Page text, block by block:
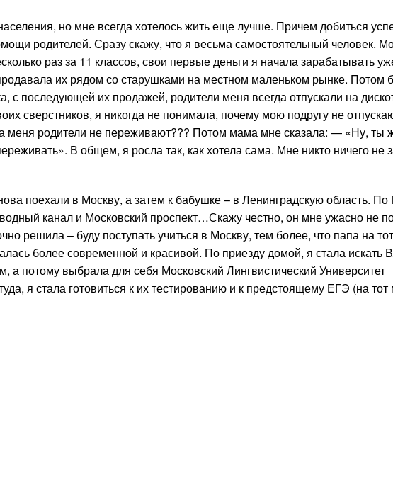
но мне всегда хотелось жить еще лучше. Причем добиться
родителей. Сразу скажу, что я весьма самостоятельный человек.
раз за 11 классов, свои первые деньги я начала зарабатывать
их рядом со старушками на местном маленьком рынке. Потом
с последующей их продажей, родители меня всегда отпускали на
сверстников, я никогда не понимала, почему мою подругу не
меня родители не переживают??? Потом мама мне сказала: — «Ну, ты
В общем, я росла так, как хотела сама. Мне никто ничего не
поехали в Москву, а затем к бабушке – в Ленинградскую область.
канал и Московский проспект…Скажу честно, он мне ужасно не
решила – буду поступать учиться в Москву, тем более, что папа на
более современной и красивой. По приезду домой, я стала искать
а потому выбрала для себя Московский Лингвистический Университет
я стала готовиться к их тестированию и к предстоящему ЕГЭ (на